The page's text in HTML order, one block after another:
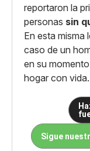
reportaron la
personas sin
En esta misma
caso de un
en su
hogar con vida.
Sigue